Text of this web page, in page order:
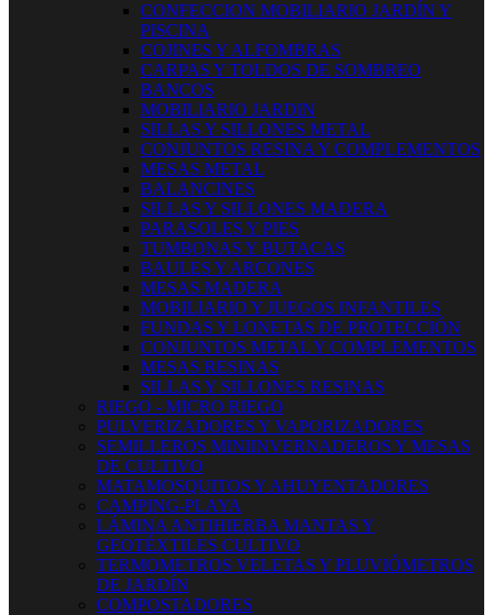
CONFECCION MOBILIARIO JARDÍN Y
PISCINA
COJINES Y ALFOMBRAS
CARPAS Y TOLDOS DE SOMBREO
BANCOS
MOBILIARIO JARDIN
SILLAS Y SILLONES METAL
CONJUNTOS RESINA Y COMPLEMENTOS
MESAS METAL
BALANCINES
SILLAS Y SILLONES MADERA
PARASOLES Y PIES
TUMBONAS Y BUTACAS
BAULES Y ARCONES
MESAS MADERA
MOBILIARIO Y JUEGOS INFANTILES
FUNDAS Y LONETAS DE PROTECCIÓN
CONJUNTOS METAL Y COMPLEMENTOS
MESAS RESINAS
SILLAS Y SILLONES RESINAS
RIEGO - MICRO RIEGO
PULVERIZADORES Y VAPORIZADORES
SEMILLEROS MINIINVERNADEROS Y MESAS
DE CULTIVO
MATAMOSQUITOS Y AHUYENTADORES
CAMPING-PLAYA
LÁMINA ANTIHIERBA MANTAS Y
GEOTÉXTILES CULTIVO
TERMOMETROS VELETAS Y PLUVIÓMETROS
DE JARDÍN
COMPOSTADORES